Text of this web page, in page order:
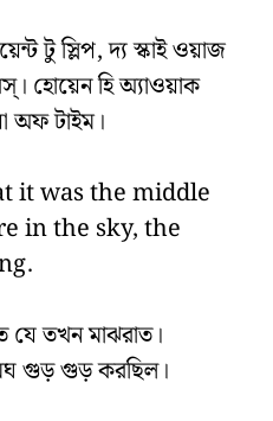
টু স্লিপ, দ্য স্কাই ওয়াজ
হোয়েন হি অ্যাওয়াক
অফ টাইম।
it was the middle
in the sky, the
তখন মাঝরাত।
গুড় গুড় করছিল।